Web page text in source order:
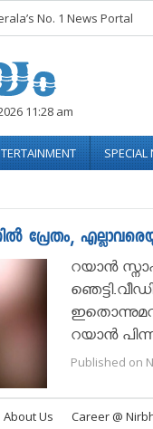
No. 1 News Portal
11:28 am
SPECIAL
പ്രേതം,
റയാന്‍
റയാന്‍
Published on
About Us Career @